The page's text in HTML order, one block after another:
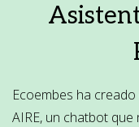
Ecoembes ha
AIRE, un chatbot